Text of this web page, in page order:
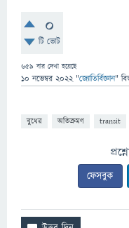
0
টি ভোট
659 বার দেখা হয়েছে
10 নভেম্বর 2022 "জ্যোতির্বিজ্ঞান"
বুধের অতিক্রমণ transit
ফেসবুক